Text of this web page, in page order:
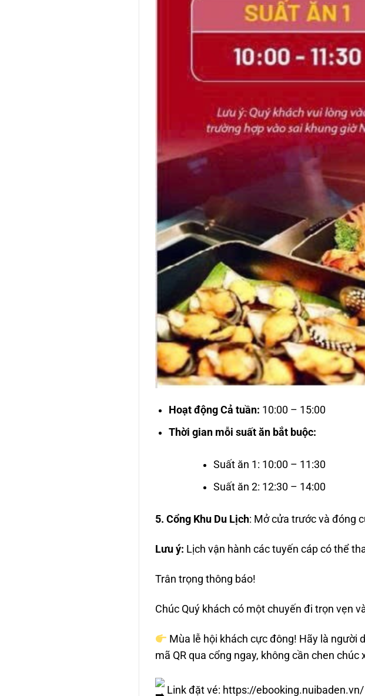
Hoạt động Cả tuần: 10:00 – 15:00
Thời gian mỗi suất ăn bắt buộc:
Suất ăn 1: 10:00 – 11:30
Suất ăn 2: 12:30 – 14:00
5. Cổng Khu Du Lịch: Mở cửa trước và đóng
Lưu ý: Lịch vận hành các tuyến cáp có thể
Trân trọng thông báo!
Chúc Quý khách có một chuyến đi trọn vẹn
Mùa lễ hội khách cực đông! Hãy là người
mã QR qua cổng ngay, không cần chen chúc
Link đặt vé: https://ebooking.nuibaden.vn/